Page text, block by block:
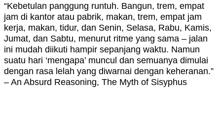
“Kebetulan panggung runtuh. Bangun, trem, empat
jam di kantor atau pabrik, makan, trem, empat jam
kerja, makan, tidur, dan Senin, Selasa, Rabu, Kamis,
Jumat, dan Sabtu, menurut ritme yang sama – jalan
ini mudah diikuti hampir sepanjang waktu. Namun
suatu hari ‘mengapa’ muncul dan semuanya dimulai
dengan rasa lelah yang diwarnai dengan keheranan.”
– An Absurd Reasoning, The Myth of Sisyphus